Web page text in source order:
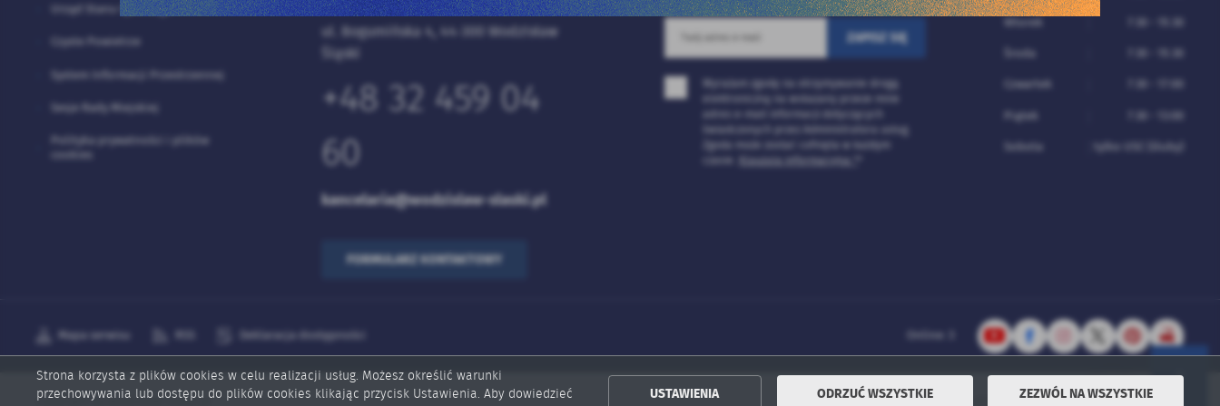
Strona korzysta z plików cookies w celu realizacji usług. Możesz określić warunki
przechowywania lub dostępu do plików cookies klikając przycisk Ustawienia. Aby dowiedzieć
USTAWIENIA ODRZUĆ WSZYSTKIE ZEZWÓL NA WSZYSTKIE
Urząd Stanu Cywilnego
ul. Bogumińska 4, 44-300 Wodzisław
Śląski
+48 32 459 04
60
kancelaria@wodzislaw-slaski.pl
FORMULARZ KONTAKTOWY
Klauzula informacyjna *
Deklaracja dostępności
Copyright by wodzislaw-slaski.pl